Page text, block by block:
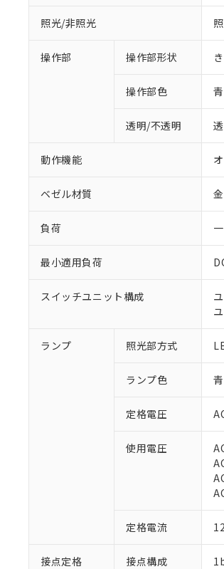
照光/非照光
操作部 操作部形状
操作部色 青
透明/不透明
動作機能
ベゼル材質
負荷
最小適用負荷
スイッチユニット構成
ランプ 照光部方式
ランプ色 青
定格電圧
使用電圧
定格電流
接点定格 接点構成